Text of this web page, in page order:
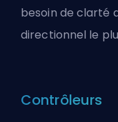
besoin de clarté
directionnel le
Contrôleurs